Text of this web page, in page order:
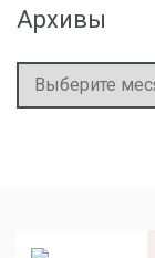
Архивы
Архивы